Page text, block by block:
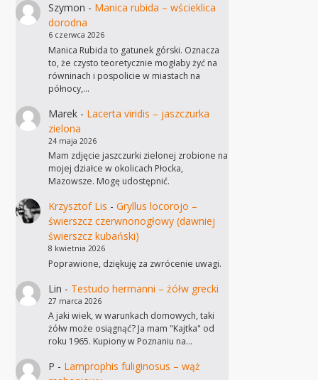
Szymon - Manica rubida – wścieklica
dorodna
6 czerwca 2026
Manica Rubida to gatunek górski. Oznacza
to, że czysto teoretycznie mogłaby żyć na
równinach i pospolicie w miastach na
północy,…
Marek- Lacerta viridis – jaszczurka
zielona
24 maja 2026
Mam zdjęcie jaszczurki zielonej zrobione na
mojej działce w okolicach Płocka,
Mazowsze. Mogę udostępnić.
Krzysztof Lis - Gryllus locorojo –
świerszcz czerwnonogłowy (dawniej
świerszcz kubański)
8 kwietnia 2026
Poprawione, dziękuję za zwrócenie uwagi.
Lin - Testudo hermanni – żółw grecki
27 marca 2026
A jaki wiek, w warunkach domowych, taki
żółw może osiągnąć? Ja mam "Kajtka" od
roku 1965. Kupiony w Poznaniu na…
P - Lamprophis fuliginosus – wąż